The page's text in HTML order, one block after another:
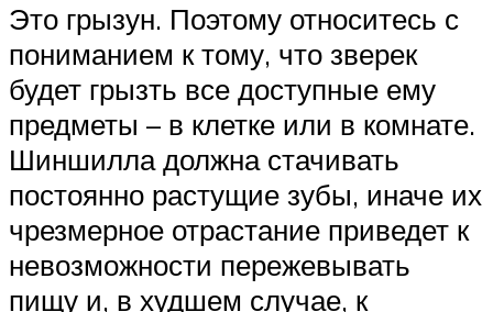
Это грызун. Поэтому относитесь с
пониманием к тому, что зверек
будет грызть все доступные ему
предметы – в клетке или в комнате.
Шиншилла должна стачивать
постоянно растущие зубы, иначе их
чрезмерное отрастание приведет к
невозможности пережевывать
пищу и, в худшем случае, к